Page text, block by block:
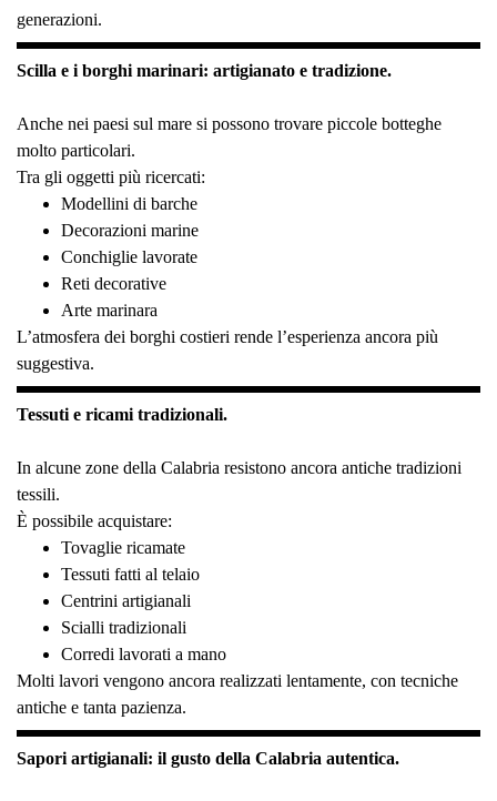
generazioni.
Scilla e i borghi marinari: artigianato e tradizione.
Anche nei paesi sul mare si possono trovare piccole botteghe
molto particolari.
Tra gli oggetti più ricercati:
Modellini di barche
Decorazioni marine
Conchiglie lavorate
Reti decorative
Arte marinara
L’atmosfera dei borghi costieri rende l’esperienza ancora più
suggestiva.
Tessuti e ricami tradizionali.
In alcune zone della Calabria resistono ancora antiche tradizioni
tessili.
È possibile acquistare:
Tovaglie ricamate
Tessuti fatti al telaio
Centrini artigianali
Scialli tradizionali
Corredi lavorati a mano
Molti lavori vengono ancora realizzati lentamente, con tecniche
antiche e tanta pazienza.
Sapori artigianali: il gusto della Calabria autentica.